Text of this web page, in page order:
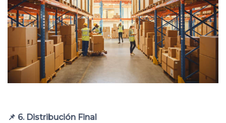
📌 6. Distribución Final